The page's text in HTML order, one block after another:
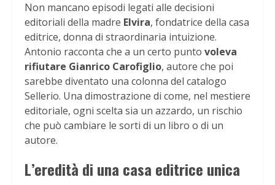
Non mancano episodi legati alle decisioni
editoriali della madre Elvira, fondatrice della casa
editrice, donna di straordinaria intuizione.
Antonio racconta che a un certo punto voleva
rifiutare Gianrico Carofiglio, autore che poi
sarebbe diventato una colonna del catalogo
Sellerio. Una dimostrazione di come, nel mestiere
editoriale, ogni scelta sia un azzardo, un rischio
che può cambiare le sorti di un libro o di un
autore.
L’eredità di una casa editrice unica